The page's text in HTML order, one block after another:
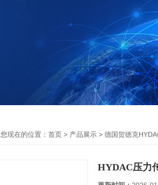
您现在的位置： 首页 > 产品展示 > 德国贺德克
HYDAC压力